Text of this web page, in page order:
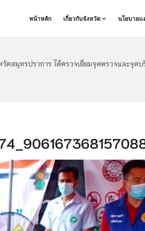
หน้าหลัก เกี่ยวกับจังหวัด นโยบายแ
สมุทรปราการ ได้ตรวจเยี่ยมจุดตรวจและจุด